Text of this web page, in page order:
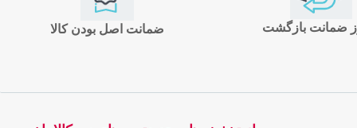
ضمانت اصل بودن کالا